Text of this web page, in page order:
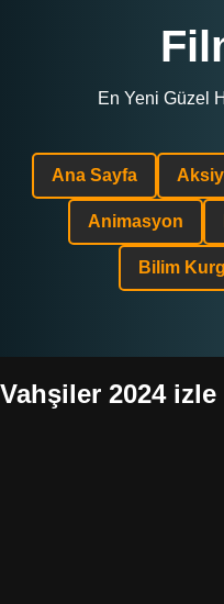
En Yeni Güzel
Ana Sayfa
Animasyon
Bilim
Vahşiler 2024 izle